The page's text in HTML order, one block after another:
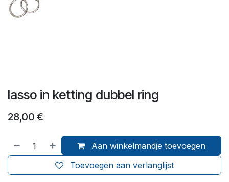
lasso in ketting dubbel ring
28,00 €
Aan winkelmandje toevoegen
Toevoegen aan verlanglijst